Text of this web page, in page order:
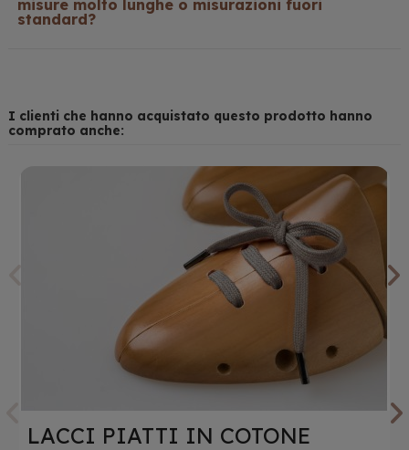
misure molto lunghe o misurazioni fuori
standard?
I clienti che hanno acquistato questo prodotto hanno
comprato anche:
LACCI PIATTI IN COTONE